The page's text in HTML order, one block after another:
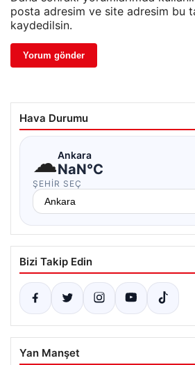
posta adresim ve site adresim bu
kaydedilsin.
Hava Durumu
☁Ankara
NaN°C
ŞEHIR SEÇ
Bizi Takip Edin
Yan Manşet